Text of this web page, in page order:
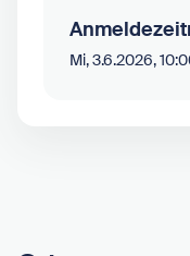
Mi, 3.6.2026,